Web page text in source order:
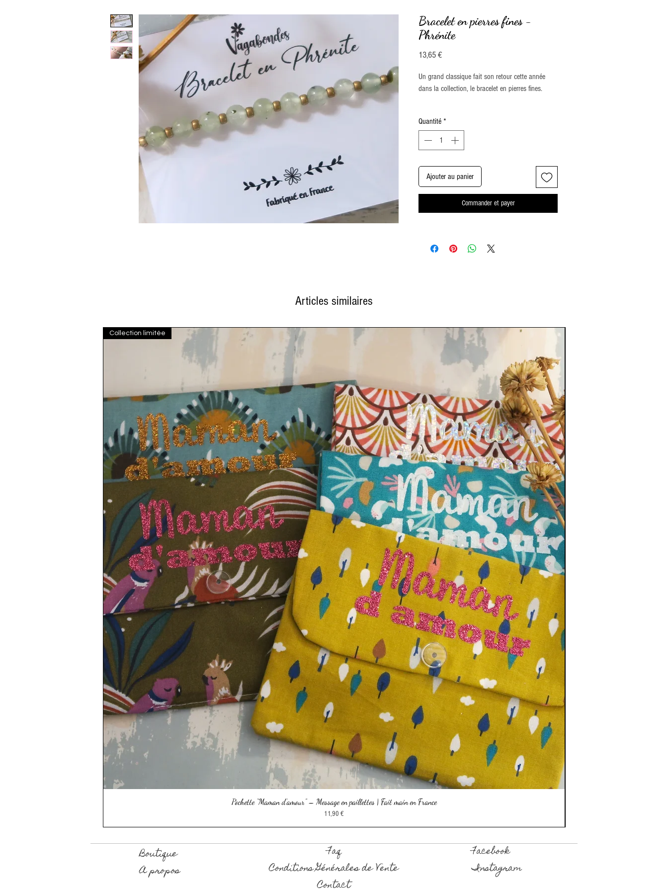
Bracelet en pierres fines -
Phrénite
13,65 €Prix
Un grand classique fait son retour cette année
dans la collection, le bracelet en pierres fines.
Son tour de poignet est de 17 cm ce qui
correspond à la moyenne des poignets des
Quantité *
Ajouter au panier
Commander et payer
Articles similaires
Aperçu rapide
Collection limitée
Pochette “Maman d’amour” – Message en paillettes | Fait main en France
Prix
11,90 €
Boutique
A propos
Facebook
Instagram
Faq
Conditions Générales de Vente
Contact